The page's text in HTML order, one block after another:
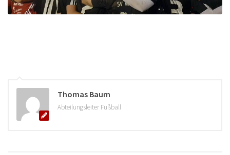
Thomas Baum
Abteilungsleiter Fußball